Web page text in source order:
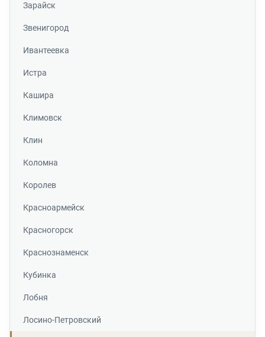
Зарайск
Звенигород
Ивантеевка
Истра
Кашира
Климовск
Клин
Коломна
Королев
Красноармейск
Красногорск
Краснознаменск
Кубинка
Лобня
Лосино-Петровский